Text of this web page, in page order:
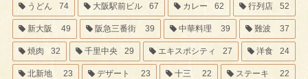
うどん 74 大阪駅前ビル 67 カレー 62 行列店 52
新大阪 49 阪急三番街 39 中華料理 39 難波 37
焼肉 32 千里中央 29 エキスポシティ 27 洋食 24
北新地 23 デザート 23 十三 22 ステーキ 22